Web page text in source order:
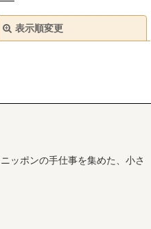
表示順変更
ッポンの手仕事を集めた、小さ